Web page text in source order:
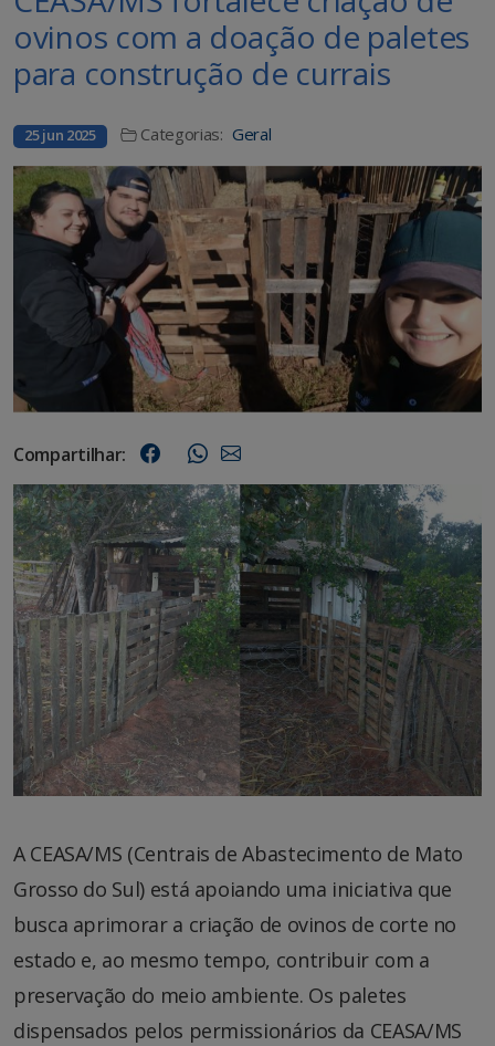
ovinos com a doação de paletes
para construção de currais
25 jun 2025 Categorias: Geral
Compartilhar:
A CEASA/MS (Centrais de Abastecimento de Mato
Grosso do Sul) está apoiando uma iniciativa que
busca aprimorar a criação de ovinos de corte no
estado e, ao mesmo tempo, contribuir com a
preservação do meio ambiente. Os paletes
dispensados pelos permissionários da CEASA/MS